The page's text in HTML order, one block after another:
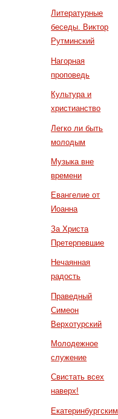
Литературные
беседы. Виктор
Рутминский
Нагорная
проповедь
Культура и
христианство
Легко ли быть
молодым
Музыка вне
времени
Евангелие от
Иоанна
За Христа
Претерпевшие
Нечаянная
радость
Праведный
Симеон
Верхотурский
Молодежное
служение
Свистать всех
наверх!
Екатеринбургским